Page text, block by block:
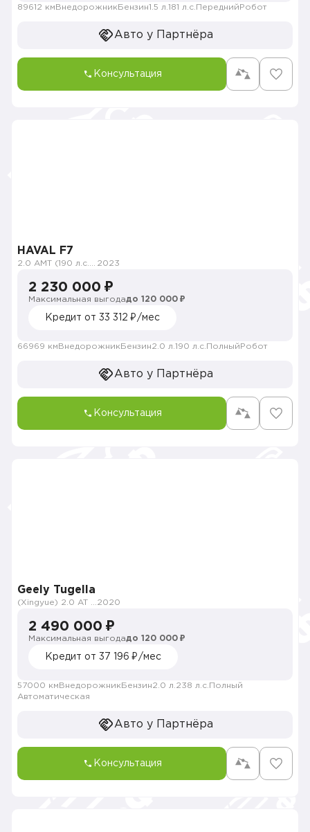
89612 км Внедорожник Бензин1.5 л. 181 л.с. Передний Робот
Авто у Партнёра
Консультация
HAVAL F7
2023
2 230 000 ₽
Максимальная выгодадо 120 000 ₽
Кредит от 33 312 ₽/мес
66969 км Внедорожник Бензин2.0 л. 190 л.с. Полный Робот
Авто у Партнёра
Консультация
Geely Tugella
2020
2 490 000 ₽
Максимальная выгодадо 120 000 ₽
Кредит от 37 196 ₽/мес
57000 км Внедорожник Бензин2.0 л. 238 л.с. Полный
Автоматическая
Авто у Партнёра
Консультация